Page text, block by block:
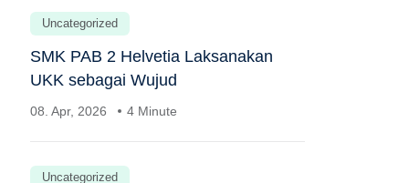
Uncategorized
SMK PAB 2 Helvetia Laksanakan
UKK sebagai Wujud
08. Apr, 2026 4 Minute
Uncategorized